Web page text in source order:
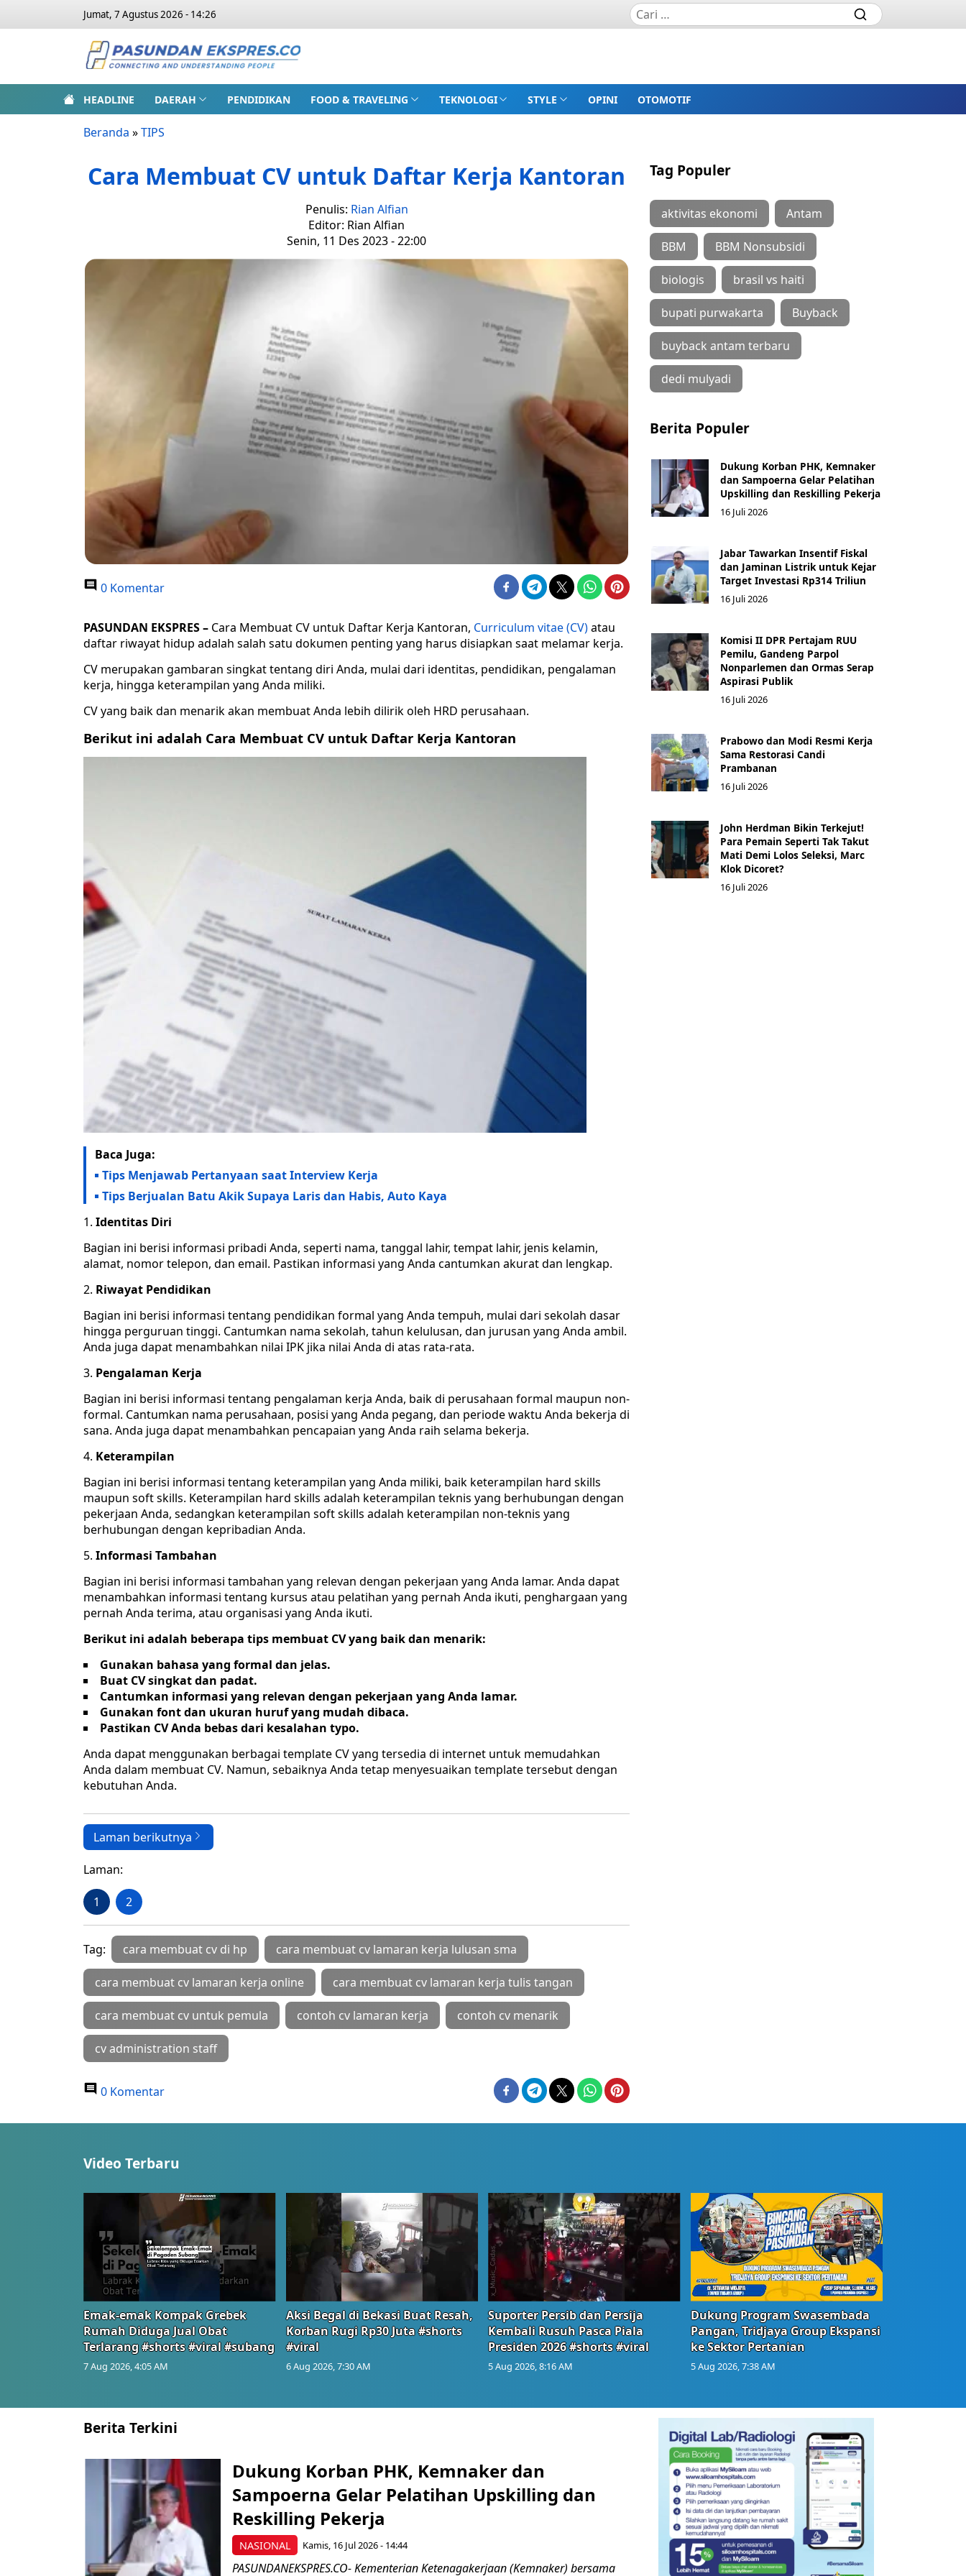
Jumat, 7 Agustus 2026 - 14:26
HEADLINE DAERAH PENDIDIKAN FOOD & TRAVELING TEKNOLOGI STYLE OPINI OTOMOTIF
Beranda »TIPS
Cara Membuat CV untuk Daftar Kerja Kantoran
Penulis: Rian Alfian
Editor: Rian Alfian
Senin, 11 Des 2023 - 22:00
0 Komentar
PASUNDAN EKSPRES – Cara Membuat CV untuk Daftar Kerja Kantoran, Curriculum vitae (CV)atau
daftar riwayat hidup adalah salah satu dokumen penting yang harus disiapkan saat melamar kerja.
CV merupakan gambaran singkat tentang diri Anda, mulai dari identitas, pendidikan, pengalaman
kerja, hingga keterampilan yang Anda miliki.
CV yang baik dan menarik akan membuat Anda lebih dilirik oleh HRD perusahaan.
Berikut ini adalah Cara Membuat CV untuk Daftar Kerja Kantoran
Baca Juga:
Tips Menjawab Pertanyaan saat Interview Kerja
Tips Berjualan Batu Akik Supaya Laris dan Habis, Auto Kaya
Identitas Diri
Bagian ini berisi informasi pribadi Anda, seperti nama, tanggal lahir, tempat lahir, jenis kelamin,
alamat, nomor telepon, dan email. Pastikan informasi yang Anda cantumkan akurat dan lengkap.
Riwayat Pendidikan
Bagian ini berisi informasi tentang pendidikan formal yang Anda tempuh, mulai dari sekolah dasar
hingga perguruan tinggi. Cantumkan nama sekolah, tahun kelulusan, dan jurusan yang Anda ambil.
Anda juga dapat menambahkan nilai IPK jika nilai Anda di atas rata-rata.
Pengalaman Kerja
Bagian ini berisi informasi tentang pengalaman kerja Anda, baik di perusahaan formal maupun non-
formal. Cantumkan nama perusahaan, posisi yang Anda pegang, dan periode waktu Anda bekerja di
sana. Anda juga dapat menambahkan pencapaian yang Anda raih selama bekerja.
Keterampilan
Bagian ini berisi informasi tentang keterampilan yang Anda miliki, baik keterampilan hard skills
maupun soft skills. Keterampilan hard skills adalah keterampilan teknis yang berhubungan dengan
pekerjaan Anda, sedangkan keterampilan soft skills adalah keterampilan non-teknis yang
berhubungan dengan kepribadian Anda.
Informasi Tambahan
Bagian ini berisi informasi tambahan yang relevan dengan pekerjaan yang Anda lamar. Anda dapat
menambahkan informasi tentang kursus atau pelatihan yang pernah Anda ikuti, penghargaan yang
pernah Anda terima, atau organisasi yang Anda ikuti.
Berikut ini adalah beberapa tips membuat CV yang baik dan menarik:
Gunakan bahasa yang formal dan jelas.
Buat CV singkat dan padat.
Cantumkan informasi yang relevan dengan pekerjaan yang Anda lamar.
Gunakan font dan ukuran huruf yang mudah dibaca.
Pastikan CV Anda bebas dari kesalahan typo.
Anda dapat menggunakan berbagai template CV yang tersedia di internet untuk memudahkan
Anda dalam membuat CV. Namun, sebaiknya Anda tetap menyesuaikan template tersebut dengan
kebutuhan Anda.
Laman berikutnya
Laman:
1 2
Tag: cara membuat cv di hp cara membuat cv lamaran kerja lulusan sma
cara membuat cv lamaran kerja online cara membuat cv lamaran kerja tulis tangan
cara membuat cv untuk pemula contoh cv lamaran kerja contoh cv menarik
cv administration staff
0 Komentar
Tag Populer
aktivitas ekonomi Antam
BBM BBM Nonsubsidi
biologis brasil vs haiti
bupati purwakarta Buyback
buyback antam terbaru
dedi mulyadi
Berita Populer
Dukung Korban PHK, Kemnaker
dan Sampoerna Gelar Pelatihan
Upskilling dan Reskilling Pekerja
16 Juli 2026
Jabar Tawarkan Insentif Fiskal
dan Jaminan Listrik untuk Kejar
Target Investasi Rp314 Triliun
16 Juli 2026
Komisi II DPR Pertajam RUU
Pemilu, Gandeng Parpol
Nonparlemen dan Ormas Serap
Aspirasi Publik
16 Juli 2026
Prabowo dan Modi Resmi Kerja
Sama Restorasi Candi
Prambanan
16 Juli 2026
John Herdman Bikin Terkejut!
Para Pemain Seperti Tak Takut
Mati Demi Lolos Seleksi, Marc
Klok Dicoret?
16 Juli 2026
Video Terbaru
Emak-emak Kompak Grebek
Rumah Diduga Jual Obat
Terlarang #shorts #viral #subang
7 Aug 2026, 4:05 AM
Aksi Begal di Bekasi Buat Resah,
Korban Rugi Rp30 Juta #shorts
#viral
6 Aug 2026, 7:30 AM
Suporter Persib dan Persija
Kembali Rusuh Pasca Piala
Presiden 2026 #shorts #viral
5 Aug 2026, 8:16 AM
Dukung Program Swasembada
Pangan, Tridjaya Group Ekspansi
ke Sektor Pertanian
5 Aug 2026, 7:38 AM
Berita Terkini
NASIONAL
Dukung Korban PHK, Kemnaker dan
Sampoerna Gelar Pelatihan Upskilling dan
Reskilling Pekerja
Kamis, 16 Jul 2026 - 14:44
PASUNDANEKSPRES.CO- Kementerian Ketenagakerjaan (Kemnaker) bersama